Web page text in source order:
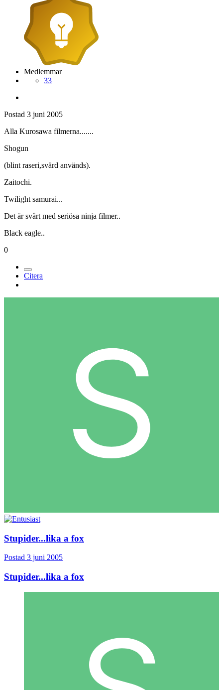
Medlemmar
33
Postad 3 juni 2005
Alla Kurosawa filmerna.......
Shogun
(blint raseri,svärd används).
Zaitochi.
Twilight samurai...
Det är svårt med seriösa ninja filmer..
Black eagle..
0
Citera
Stupider...lika a fox
Postad 3 juni 2005
Stupider...lika a fox